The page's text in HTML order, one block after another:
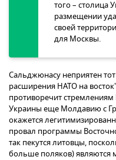
того – столица
размещении
своей
для Москвы.
Сальджюнасу неприятен тот
расширения НАТО на
противоречит
Украины еще Молдавию с
окажется
провал программы
так пекутся литовцы,
больше поляков) являются